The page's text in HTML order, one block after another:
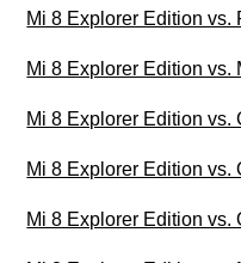
Mi 8 Explorer Edition vs.
Mi 8 Explorer Edition vs.
Mi 8 Explorer Edition vs.
Mi 8 Explorer Edition vs.
Mi 8 Explorer Edition vs.